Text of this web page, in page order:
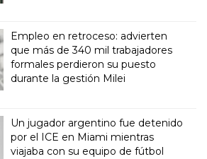
Empleo en retroceso: advierten
que más de 340 mil trabajadores
formales perdieron su puesto
durante la gestión Milei
Un jugador argentino fue detenido
por el ICE en Miami mientras
viajaba con su equipo de fútbol